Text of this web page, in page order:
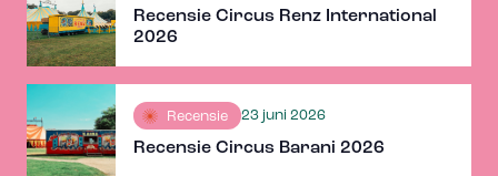
Recensie Circus Renz International
2026
Recensie 23 juni 2026
Recensie Circus Barani 2026